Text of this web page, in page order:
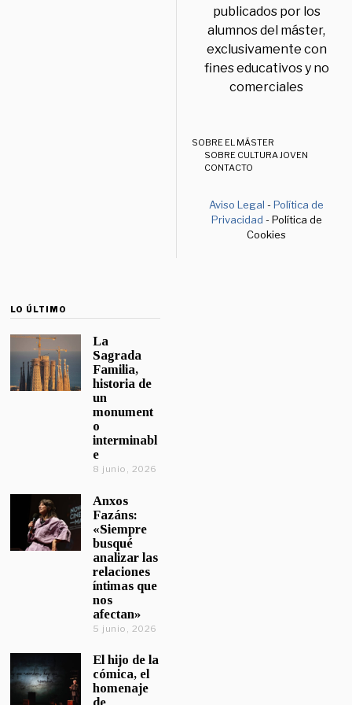
publicados por los
alumnos del máster,
exclusivamente con
fines educativos y no
comerciales
SOBRE EL MÁSTER
SOBRE CULTURA JOVEN
CONTACTO
Aviso Legal -Política de
Privacidad - Política de
Cookies
LO ÚLTIMO
La
Sagrada
Familia,
historia de
un
monument
o
interminabl
e
8 junio, 2026
Anxos
Fazáns:
«Siempre
busqué
analizar las
relaciones
íntimas que
nos
afectan»
5 junio, 2026
El hijo de la
cómica, el
homenaje